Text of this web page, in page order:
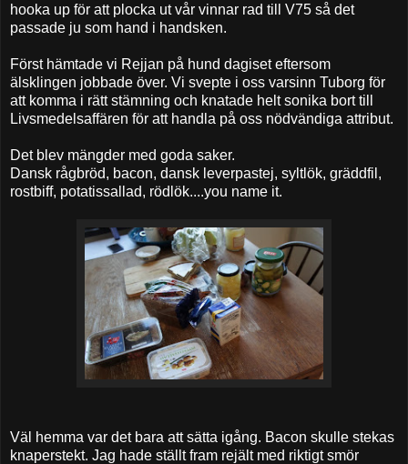
hooka up för att plocka ut vår vinnar rad till V75 så det
passade ju som hand i handsken.
Först hämtade vi Rejjan på hund dagiset eftersom
älsklingen jobbade över. Vi svepte i oss varsinn Tuborg för
att komma i rätt stämning och knatade helt sonika bort till
Livsmedelsaffären för att handla på oss nödvändiga attribut.
Det blev mängder med goda saker.
Dansk rågbröd, bacon, dansk leverpastej, syltlök, gräddfil,
rostbiff, potatissallad, rödlök....you name it.
Väl hemma var det bara att sätta igång. Bacon skulle stekas
knaperstekt. Jag hade ställt fram rejält med riktigt smör